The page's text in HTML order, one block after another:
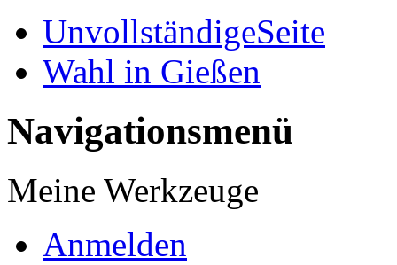
UnvollständigeSeite
Wahl in Gießen
Navigationsmenü
Meine Werkzeuge
Anmelden